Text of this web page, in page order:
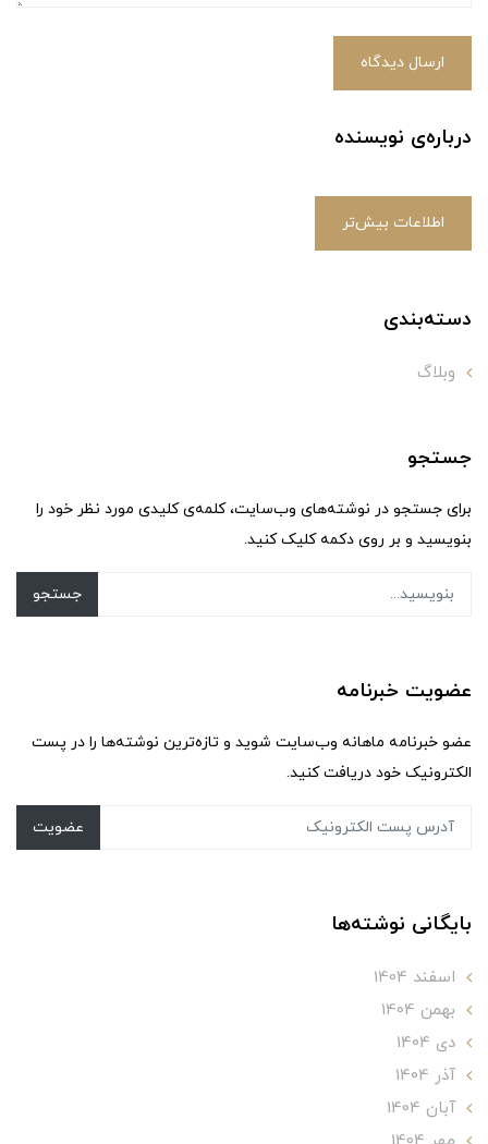
ارسال دیدگاه
درباره‌ی نویسنده
اطلاعات بیش‌تر
دسته‌بندی
وبلاگ
جستجو
برای جستجو در نوشته‌های وب‌سایت، کلمه‌ی کلیدی مورد نظر خود را
بنویسید و بر روی دکمه کلیک کنید.
جستجو
عضویت خبرنامه
عضو خبرنامه ماهانه وب‌سایت شوید و تازه‌ترین نوشته‌ها را در پست
الکترونیک خود دریافت کنید.
عضویت
بایگانی نوشته‌ها
اسفند 1404
بهمن 1404
دی 1404
آذر 1404
آبان 1404